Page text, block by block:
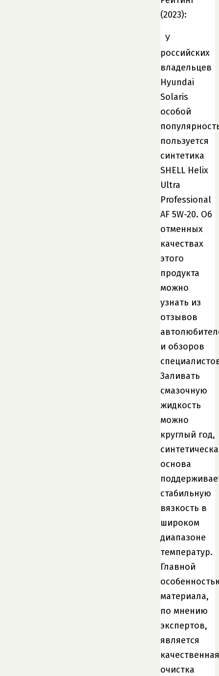
(2023):
У
российских
владельцев
Hyundai
Solaris
особой
пользуется
синтетика
SHELL Helix
Ultra
Professional
AF 5W-20. Об
отменных
качествах
этого
продукта
можно
узнать из
отзывов
и обзоров
Заливать
смазочную
жидкость
можно
круглый год,
основа
стабильную
вязкость в
широком
диапазоне
температур.
Главной
материала,
по мнению
экспертов,
является
качественная
очистка